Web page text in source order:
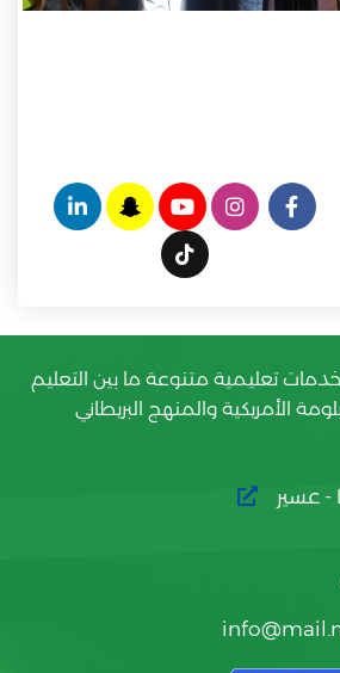
تعليمية متنوعة ما بين التعليم
الأمريكية والمنهج البريطاني
- عسير